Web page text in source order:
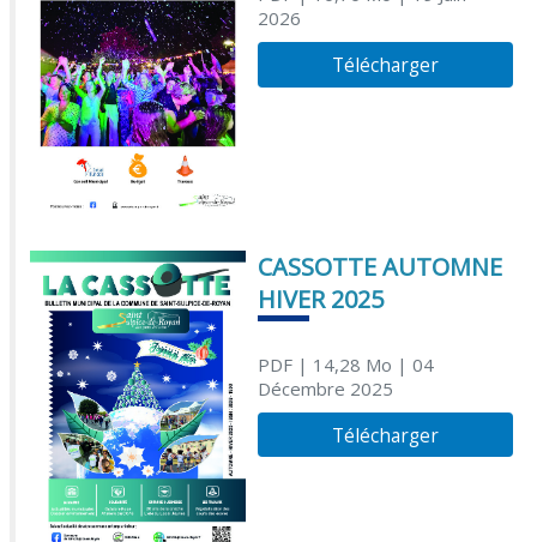
2026
Télécharger
CASSOTTE AUTOMNE
HIVER 2025
PDF| 14,28 Mo | 04
Décembre 2025
Télécharger